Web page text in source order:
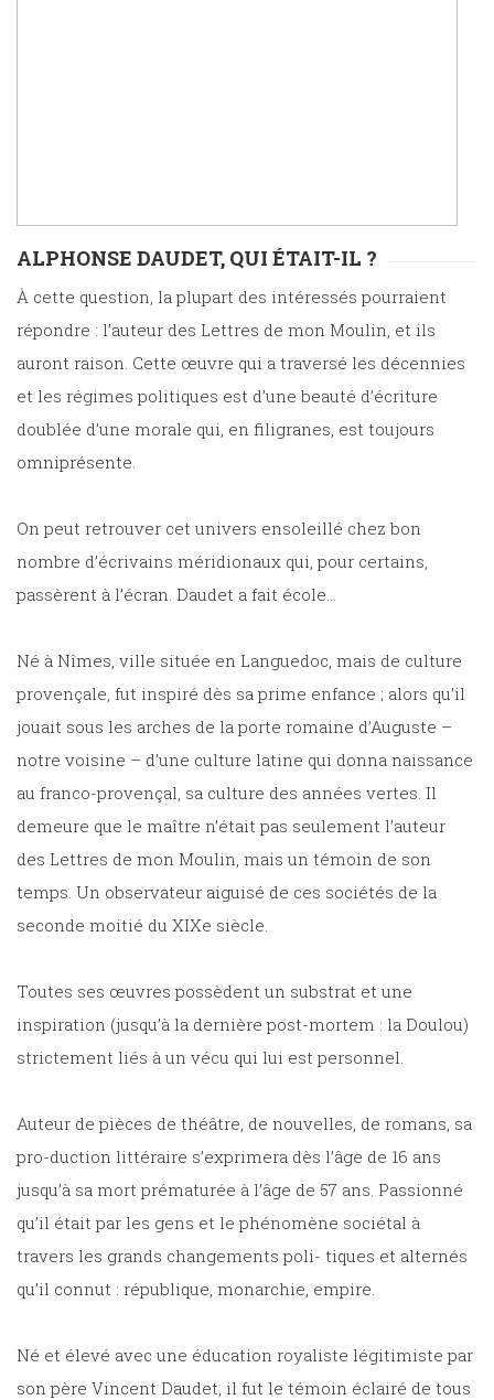
ALPHONSE DAUDET, QUI ÉTAIT-IL ?
À cette question, la plupart des intéressés pourraient
répondre : l’auteur des Lettres de mon Moulin, et ils
auront raison. Cette œuvre qui a traversé les décennies
et les régimes politiques est d’une beauté d’écriture
doublée d’une morale qui, en filigranes, est toujours
omniprésente.
On peut retrouver cet univers ensoleillé chez bon
nombre d’écrivains méridionaux qui, pour certains,
passèrent à l’écran. Daudet a fait école…
Né à Nîmes, ville située en Languedoc, mais de culture
provençale, fut inspiré dès sa prime enfance ; alors qu’il
jouait sous les arches de la porte romaine d’Auguste –
notre voisine – d’une culture latine qui donna naissance
au franco-provençal, sa culture des années vertes. Il
demeure que le maître n’était pas seulement l’auteur
des Lettres de mon Moulin, mais un témoin de son
temps. Un observateur aiguisé de ces sociétés de la
seconde moitié du XIXe siècle.
Toutes ses œuvres possèdent un substrat et une
inspiration (jusqu’à la dernière post-mortem : la Doulou)
strictement liés à un vécu qui lui est personnel.
Auteur de pièces de théâtre, de nouvelles, de romans, sa
pro-duction littéraire s’exprimera dès l’âge de 16 ans
jusqu’à sa mort prématurée à l’âge de 57 ans. Passionné
qu’il était par les gens et le phénomène sociétal à
travers les grands changements poli- tiques et alternés
qu’il connut : république, monarchie, empire.
Né et élevé avec une éducation royaliste légitimiste par
son père Vincent Daudet, il fut le témoin éclairé de tous